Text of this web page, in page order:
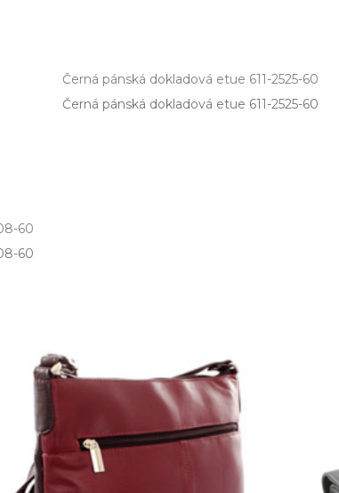
60
60
Černá pánská dokladová etue 611-2525-60
Černá pánská dokladová etue 611­-2525­-60